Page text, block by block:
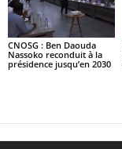
CNOSG : Ben Daouda
Nassoko reconduit à la
présidence jusqu’en 2030